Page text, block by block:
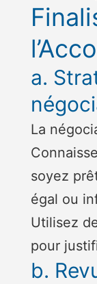
a.
La
soyez
égal ou
Utilisez
pour
b.